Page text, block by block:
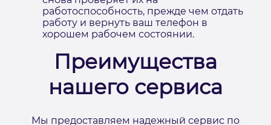
работоспособность, прежде чем отдать
работу и вернуть ваш телефон в
хорошем рабочем состоянии.
Преимущества
нашего сервиса
Мы предоставляем надежный сервис по